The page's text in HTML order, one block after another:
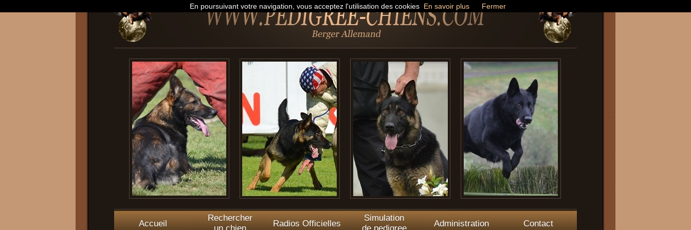
Accueil
Rechercher
Radios Officielles
Simulation
Administration Contact
En poursuivant votre navigation, vous acceptez l'utilisation des cookies En savoir plus Fermer